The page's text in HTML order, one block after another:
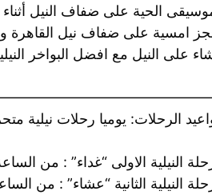
الحية على ضفاف النيل أثناء
امسية على ضفاف نيل القاهرة و
على النيل مع افضل البواخر
الرحلات: يوميا رحلات نيلية
النيلية الاولى “غداء” : من الساعة 03:00 م –
النيلية الثانية “عشاء” : من الساعة 07:00 م –